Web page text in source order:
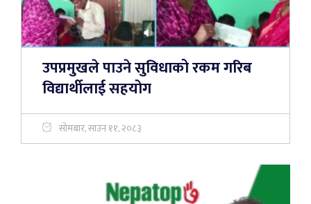
उपप्रमुखले पाउने सुविधाको रकम गरिब
विद्यार्थीलाई सहयोग
सोमबार, साउन ११, २०८३